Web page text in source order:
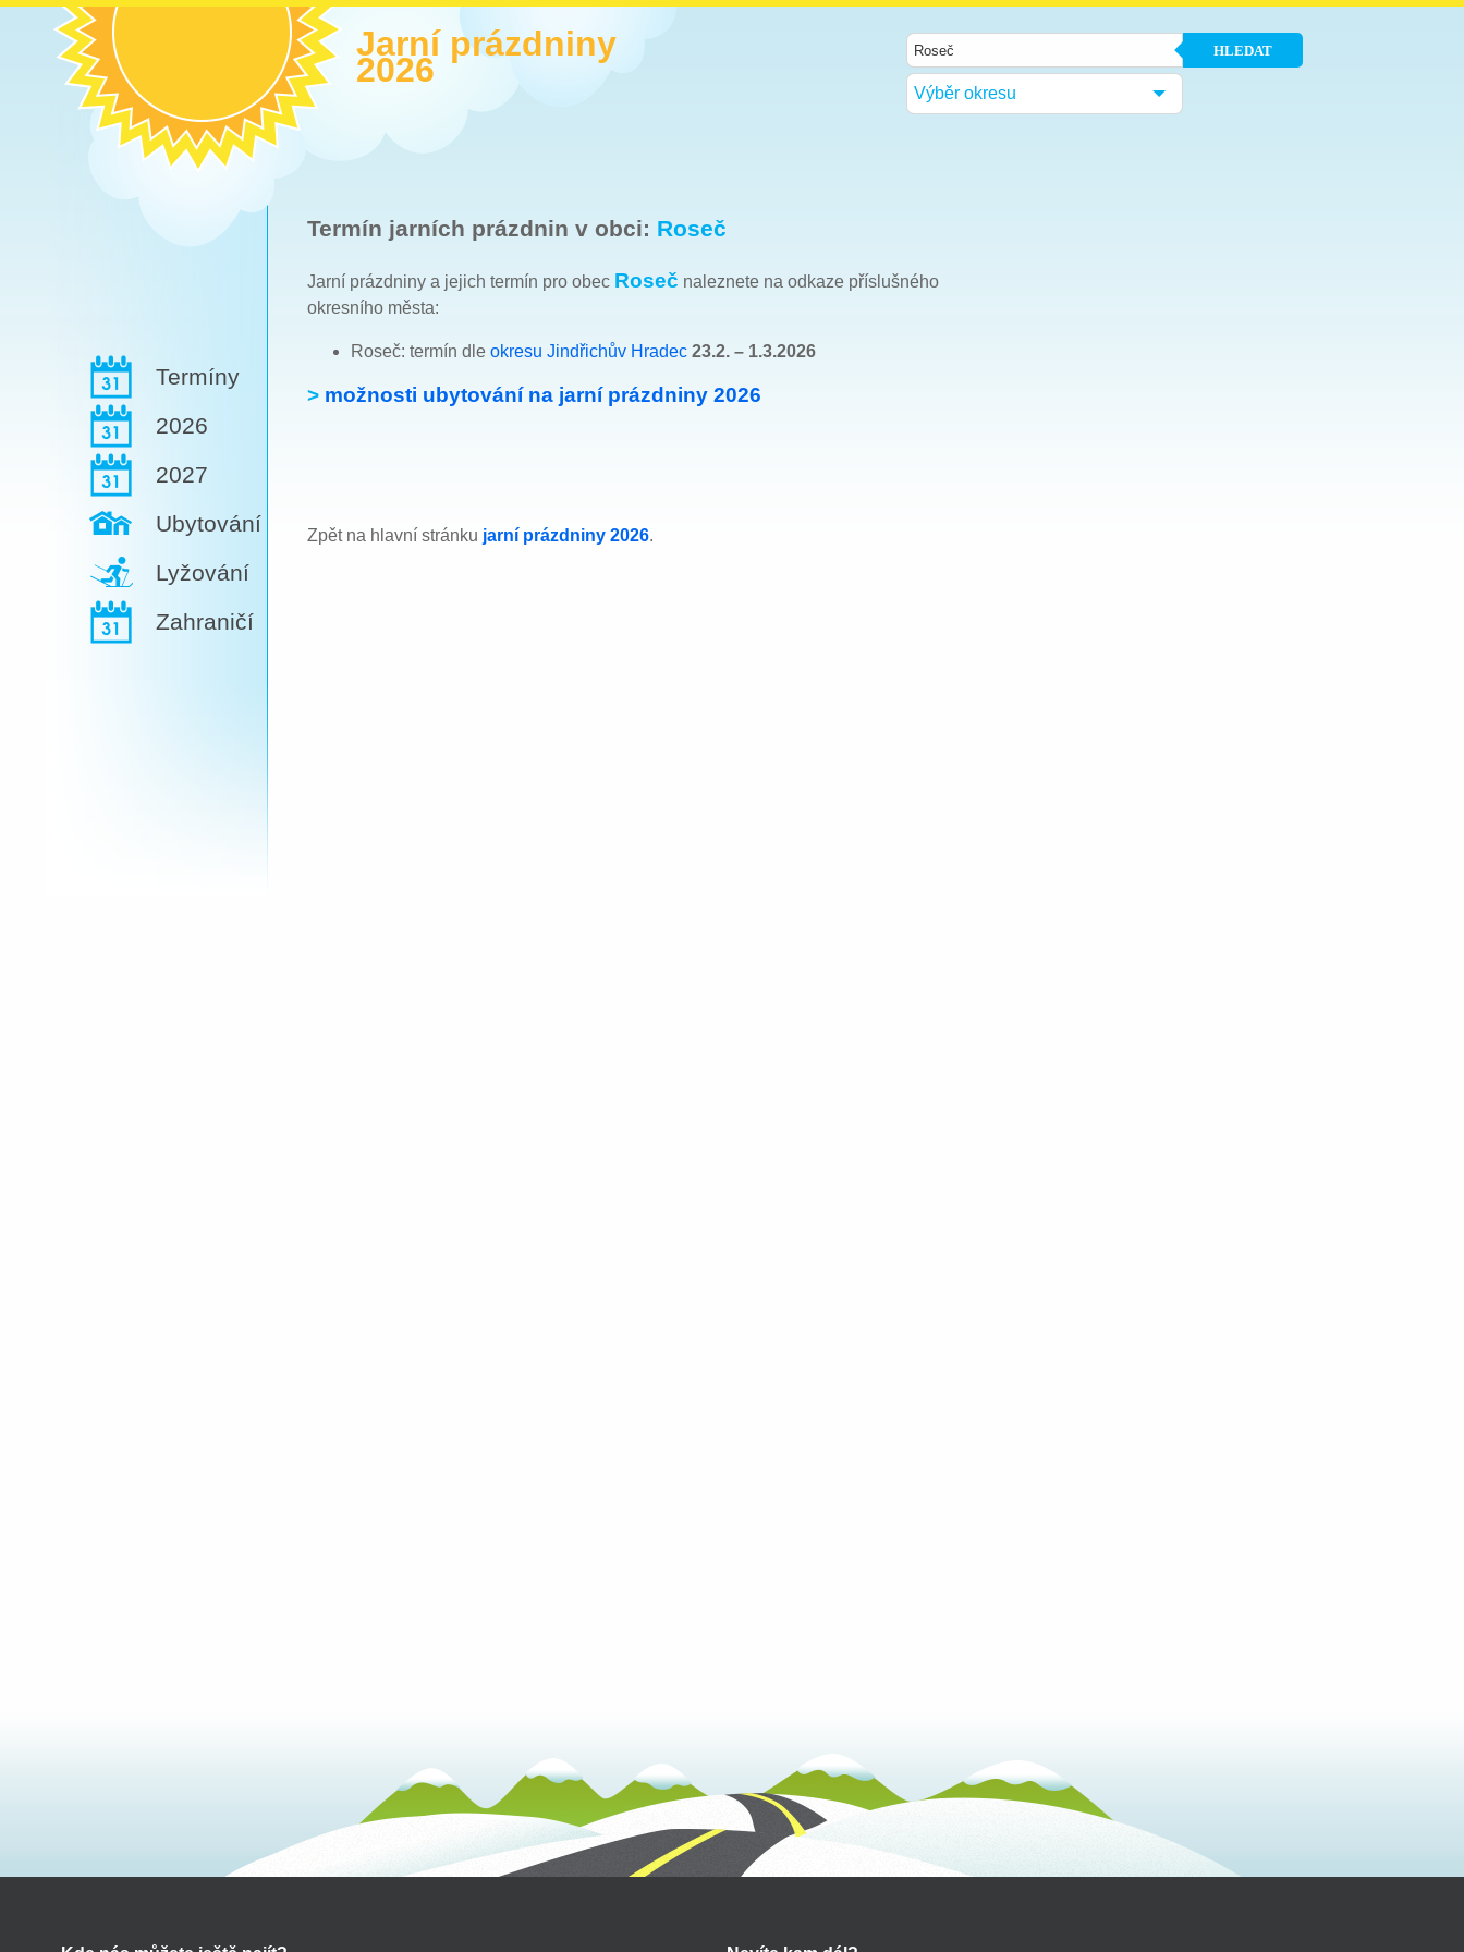
Jarní prázdniny
2026 HLEDAT
Výběr okresu
Termíny
2026
2027
Ubytování
Lyžování
Zahraničí
Termín jarních prázdnin v obci: Roseč
Jarní prázdniny a jejich termín pro obec Roseč naleznete na odkaze příslušného
okresního města:
Roseč: termín dle okresu Jindřichův Hradec 23.2. – 1.3.2026
> možnosti ubytování na jarní prázdniny 2026
Zpět na hlavní stránku jarní prázdniny 2026.